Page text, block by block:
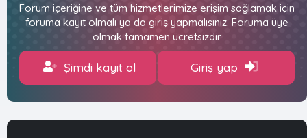
Forum içeriğine ve tüm hizmetlerimize erişim sağlamak için
foruma kayıt olmalı ya da giriş yapmalısınız. Foruma üye
olmak tamamen ücretsizdir.
Şimdi kayıt ol Giriş yap